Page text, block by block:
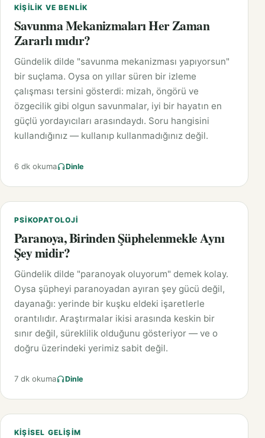
KIŞILIK VE BENLIK
Savunma Mekanizmaları Her Zaman
Zararlı mıdır?
Gündelik dilde "savunma mekanizması yapıyorsun"
bir suçlama. Oysa on yıllar süren bir izleme
çalışması tersini gösterdi: mizah, öngörü ve
özgecilik gibi olgun savunmalar, iyi bir hayatın en
güçlü yordayıcıları arasındaydı. Soru hangisini
kullandığınız — kullanıp kullanmadığınız değil.
6 dk okuma Dinle
PSIKOPATOLOJI
Paranoya, Birinden Şüphelenmekle Aynı
Şey midir?
Gündelik dilde "paranoyak oluyorum" demek kolay.
Oysa şüpheyi paranoyadan ayıran şey gücü değil,
dayanağı: yerinde bir kuşku eldeki işaretlerle
orantılıdır. Araştırmalar ikisi arasında keskin bir
sınır değil, süreklilik olduğunu gösteriyor — ve o
doğru üzerindeki yerimiz sabit değil.
7 dk okuma Dinle
KIŞISEL GELIŞIM